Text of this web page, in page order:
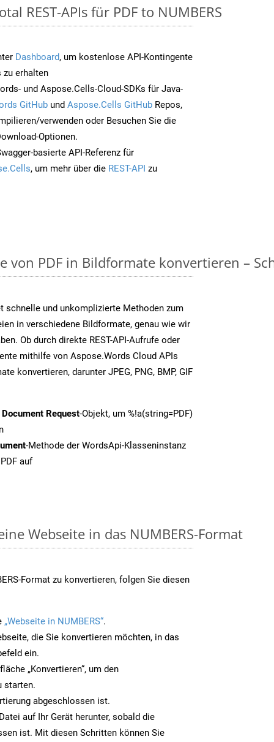
REST-APIs für PDF to NUMBERS
Dashboard, um kostenlose API-Kontingente
zu erhalten
und Aspose.Cells-Cloud-SDKs für Java-
GitHub und Aspose.Cells GitHub Repos,
verwenden oder Besuchen Sie die
Optionen.
basierte API-Referenz für
, um mehr über die REST-API zu
von PDF in Bildformate konvertieren –
schnelle und unkomplizierte Methoden zum
in verschiedene Bildformate, genau wie wir
Ob durch direkte REST-API-Aufrufe oder
mithilfe von Aspose.Words Cloud APIs
konvertieren, darunter JPEG, PNG, BMP, GIF
Request-Objekt, um %!a(string=PDF)
-Methode der WordsApi-Klasseninstanz
auf
Webseite in das NUMBERS-Format
Format zu konvertieren, folgen Sie diesen
„Webseite in NUMBERS“.
die Sie konvertieren möchten, in das
ein.
„Konvertieren“, um den
starten.
abgeschlossen ist.
auf Ihr Gerät herunter, sobald die
ist. Mit diesen Schritten können Sie